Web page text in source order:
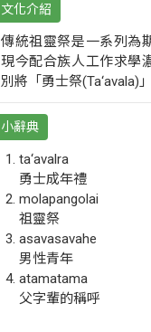
文化介紹
傳統祖靈祭是一系列為
現今配合族人工作求學
別將「勇士祭(Ta‘avala)
小辭典
ta‘avalra
勇士成年禮
molapangolai
祖靈祭
asavasavahe
男性青年
atamatama
父字輩的稱呼